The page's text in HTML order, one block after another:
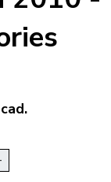
cad.